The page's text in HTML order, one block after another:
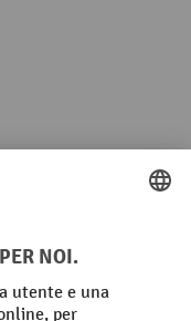
Impronta